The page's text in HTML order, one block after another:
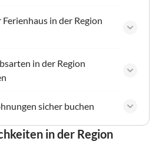
in der Region
in der Region
sicher buchen
in der Region